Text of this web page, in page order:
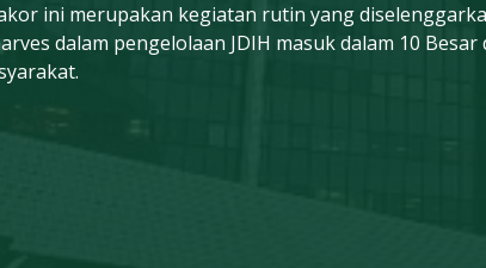
ini merupakan kegiatan rutin yang
dalam pengelolaan JDIH masuk dalam 10